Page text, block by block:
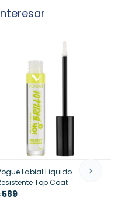
Labial Líquido
Top Coat
589